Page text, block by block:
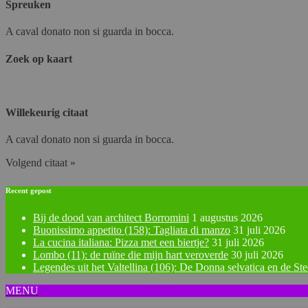
Spreuken
A caval donato non si guarda in bocca.
Zoek op kaart
Willekeurig citaat
A caval donato non si guarda in bocca.
Volgend citaat »
Recent gepost
Bij de dood van architect Borromini 1 augustus 2026
Buonissimo appetito (158): Tagliata di manzo 31 juli 2026
La cucina italiana: Pizza met een biertje? 31 juli 2026
Lombo (11): de ruïne die mijn hart veroverde 30 juli 2026
Legendes uit het Valtellina (106): De Donna selvatica en de
MENU